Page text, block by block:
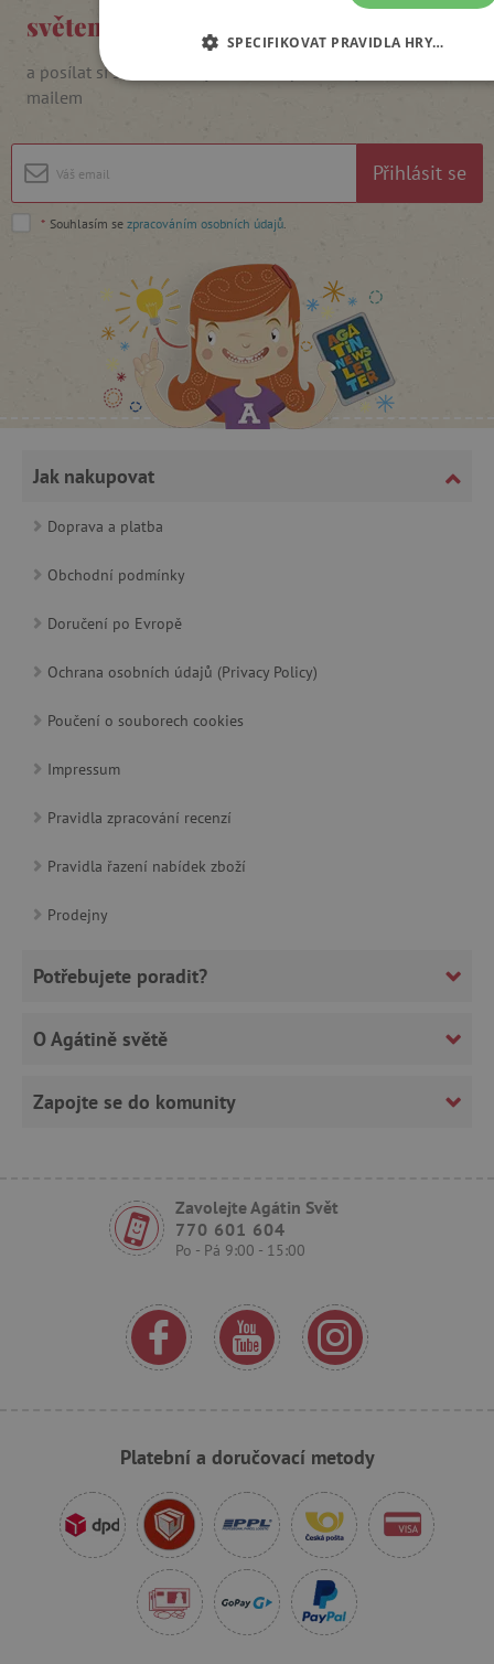
světem
a posílat si slevové kódy, soutěže i pozvánky na akce e-
mailem
Přihlásit se
* Souhlasím se zpracováním osobních údajů.
Jak nakupovat
Doprava a platba
Obchodní podmínky
Doručení po Evropě
Ochrana osobních údajů (Privacy Policy)
Poučení o souborech cookies
Impressum
Pravidla zpracování recenzí
Pravidla řazení nabídek zboží
Prodejny
Potřebujete poradit?
O Agátině světě
Zapojte se do komunity
Zavolejte Agátin Svět
770 601 604
Po - Pá 9:00 - 15:00
Platební a doručovací metody
SPECIFIKOVAT PRAVIDLA HRY…
NEZBYTNĚ NUTNÉ COOKIES
ANALYTICKÉ COOKIES
Nezbytně nutné cookies
Analytické cookies
Marketingové cookies
Funkční soubory
Nezbytně nutné soubory cookie umožňují základní funkce
cjConsent .agatinsvet.cz
PHPSESSID
PHP.net